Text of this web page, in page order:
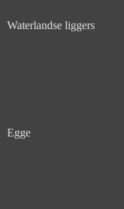
Waterlandse liggers
Egge